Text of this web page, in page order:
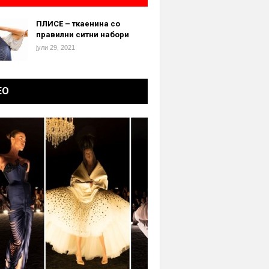
ПЛИСЕ – ткаенина со
правилни ситни набори
јули 29, 2021